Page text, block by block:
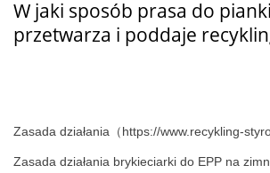
W jaki sposób prasa do
przetwarza i poddaje
Zasada działania（https://www.recykling-
Zasada działania brykieciarki do EPP na